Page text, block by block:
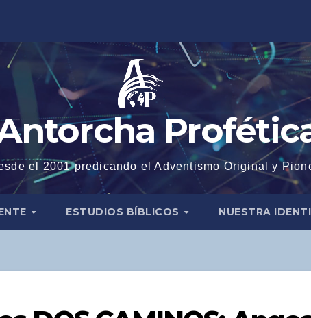
el 2001 predicando el Adventismo Original y
ESTUDIOS BÍBLICOS NUESTRA